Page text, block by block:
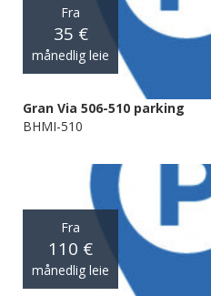
Fra
35 €
månedlig leie
Gran Via 506-510 parking
BHMI-510
Fra
110 €
månedlig leie